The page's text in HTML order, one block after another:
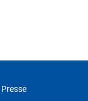
Presse